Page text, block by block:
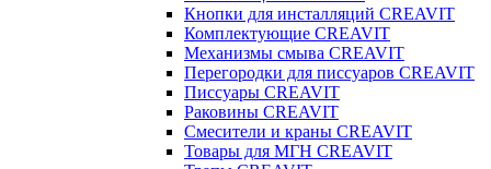
Кнопки для инсталляций CREAVIT
Комплектующие CREAVIT
Механизмы смыва CREAVIT
Перегородки для писсуаров CREAVIT
Писсуары CREAVIT
Раковины CREAVIT
Смесители и краны CREAVIT
Товары для МГН CREAVIT